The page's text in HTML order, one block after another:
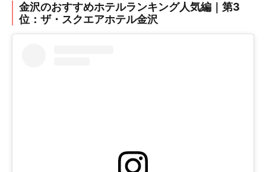
金沢のおすすめホテルランキング人気編｜第3
位：ザ・スクエアホテル金沢